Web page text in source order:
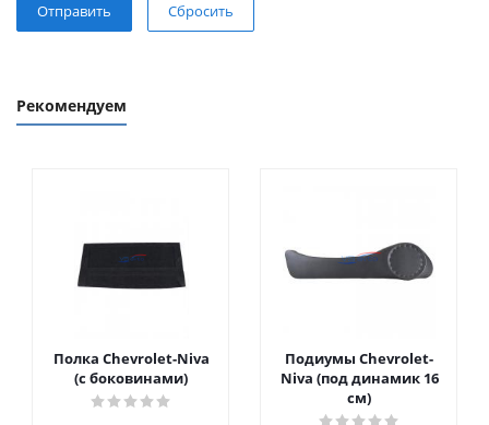
Сбросить
Рекомендуем
Полка Chevrolet-Niva
(с боковинами)
Подиумы Chevrolet-
Niva (под динамик 16
см)